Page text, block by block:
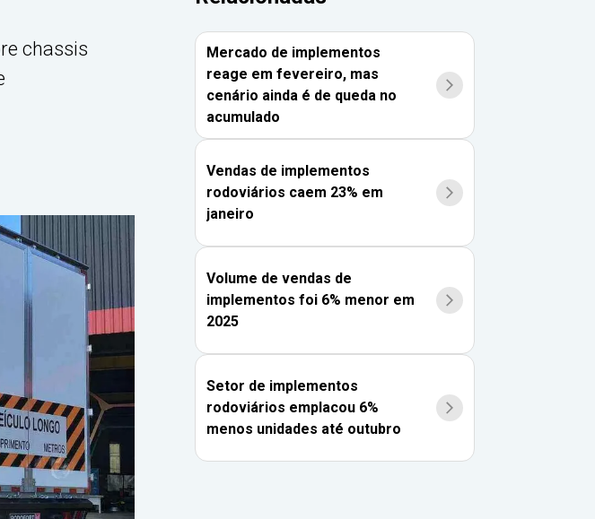
chassis
Mercado de implementos
reage em fevereiro, mas
cenário ainda é de queda no
acumulado
Vendas de implementos
rodoviários caem 23% em
janeiro
Volume de vendas de
implementos foi 6% menor em
2025
Setor de implementos
rodoviários emplacou 6%
menos unidades até outubro